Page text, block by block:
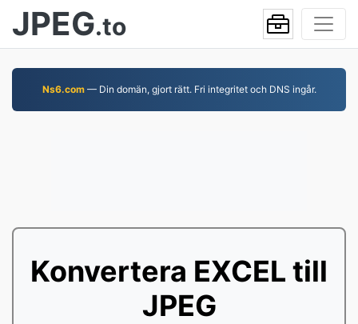
JPEG.to
Ns6.com— Din domän, gjort rätt. Fri integritet och DNS ingår.
Konvertera EXCEL till
JPEG